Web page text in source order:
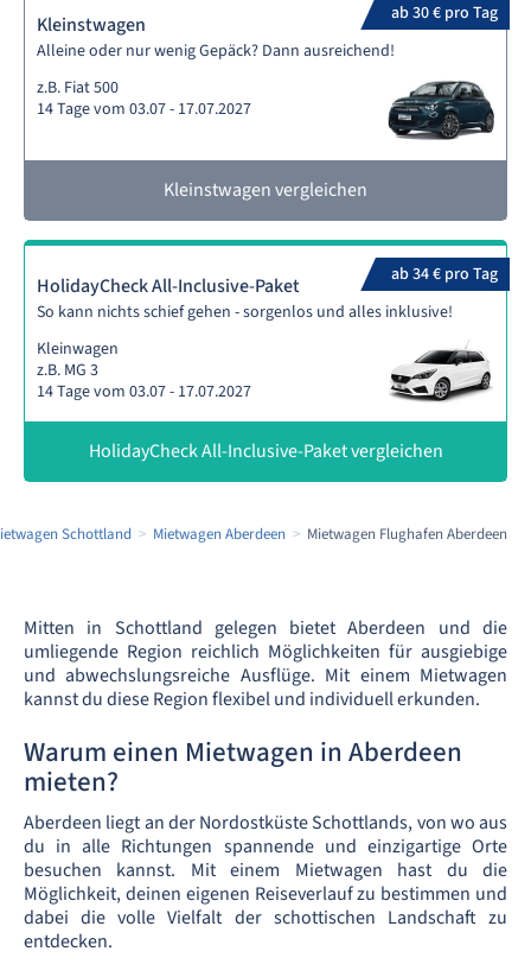
ab 30 € pro Tag
Kleinstwagen
Alleine oder nur wenig Gepäck? Dann ausreichend!
z.B. Fiat 500
14 Tage vom 03.07 - 17.07.2027
Kleinstwagen vergleichen
ab 34 € pro Tag
HolidayCheck All-Inclusive-Paket
So kann nichts schief gehen - sorgenlos und alles inklusive!
Kleinwagen
z.B. MG 3
14 Tage vom 03.07 - 17.07.2027
HolidayCheck All-Inclusive-Paket vergleichen
Schottland Mietwagen Aberdeen Mietwagen Flughafen Aberdeen
Mitten in Schottland gelegen bietet Aberdeen und die
umliegende Region reichlich Möglichkeiten für ausgiebige
und abwechslungsreiche Ausflüge. Mit einem Mietwagen
kannst du diese Region flexibel und individuell erkunden.
Warum einen Mietwagen in Aberdeen
mieten?
Aberdeen liegt an der Nordostküste Schottlands, von wo aus
du in alle Richtungen spannende und einzigartige Orte
besuchen kannst. Mit einem Mietwagen hast du die
Möglichkeit, deinen eigenen Reiseverlauf zu bestimmen und
dabei die volle Vielfalt der schottischen Landschaft zu
entdecken.